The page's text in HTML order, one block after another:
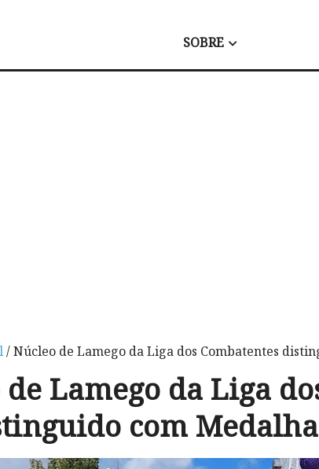
SOBRE
/ Núcleo de Lamego da Liga dos Combatentes
Lamego da Liga
com